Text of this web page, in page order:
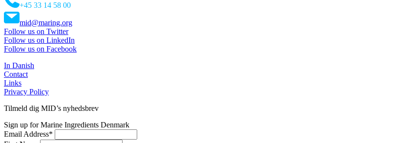
+45 33 14 58 00
mid@maring.org
Follow us on Twitter
Follow us on LinkedIn
Follow us on Facebook
In Danish
Contact
Links
Privacy Policy
Tilmeld dig MID’s nyhedsbrev
Sign up for Marine Ingredients Denmark
Email Address*